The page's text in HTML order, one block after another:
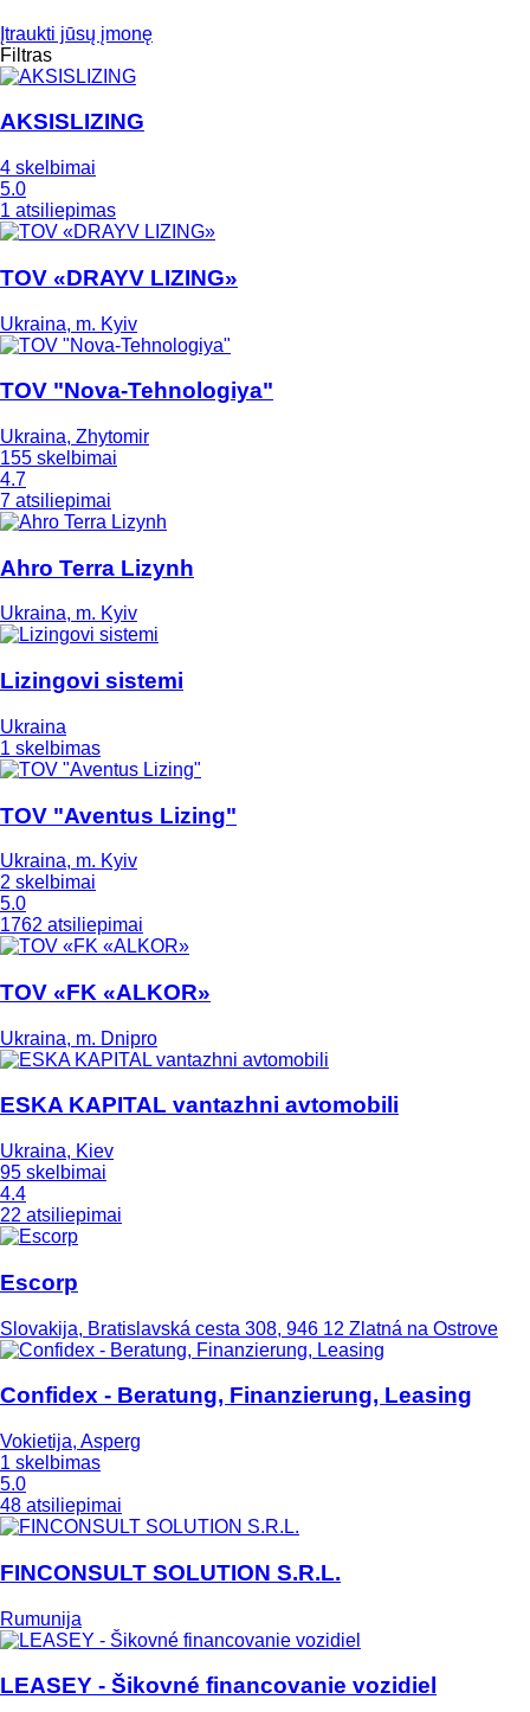
Įtraukti jūsų įmonę
Filtras
AKSISLIZING
4 skelbimai
5.0
1 atsiliepimas
TOV «DRAYV LIZING»
Ukraina, m. Kyiv
TOV "Nova-Tehnologiya"
Ukraina, Zhytomir
155 skelbimai
4.7
7 atsiliepimai
Ahro Terra Lizynh
Ukraina, m. Kyiv
Lizingovi sistemi
Ukraina
1 skelbimas
TOV "Aventus Lizing"
Ukraina, m. Kyiv
2 skelbimai
5.0
1762 atsiliepimai
TOV «FK «ALKOR»
Ukraina, m. Dnipro
ESKA KAPITAL vantazhni avtomobili
Ukraina, Kiev
95 skelbimai
4.4
22 atsiliepimai
Escorp
Slovakija, Bratislavská cesta 308, 946 12 Zlatná na Ostrove
Confidex - Beratung, Finanzierung, Leasing
Vokietija, Asperg
1 skelbimas
5.0
48 atsiliepimai
FINCONSULT SOLUTION S.R.L.
Rumunija
LEASEY - Šikovné financovanie vozidiel